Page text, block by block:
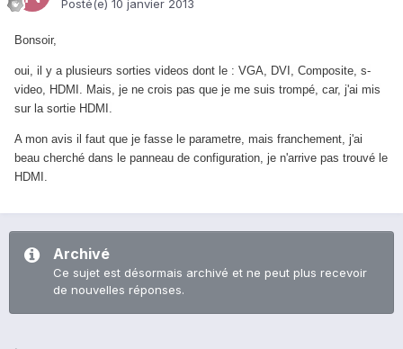
Posté(e) 10 janvier 2013
Bonsoir,
oui, il y a plusieurs sorties videos dont le : VGA, DVI, Composite, s-
video, HDMI. Mais, je ne crois pas que je me suis trompé, car, j'ai mis
sur la sortie HDMI.
A mon avis il faut que je fasse le parametre, mais franchement, j'ai
beau cherché dans le panneau de configuration, je n'arrive pas trouvé le
HDMI.
Archivé
Ce sujet est désormais archivé et ne peut plus recevoir
de nouvelles réponses.